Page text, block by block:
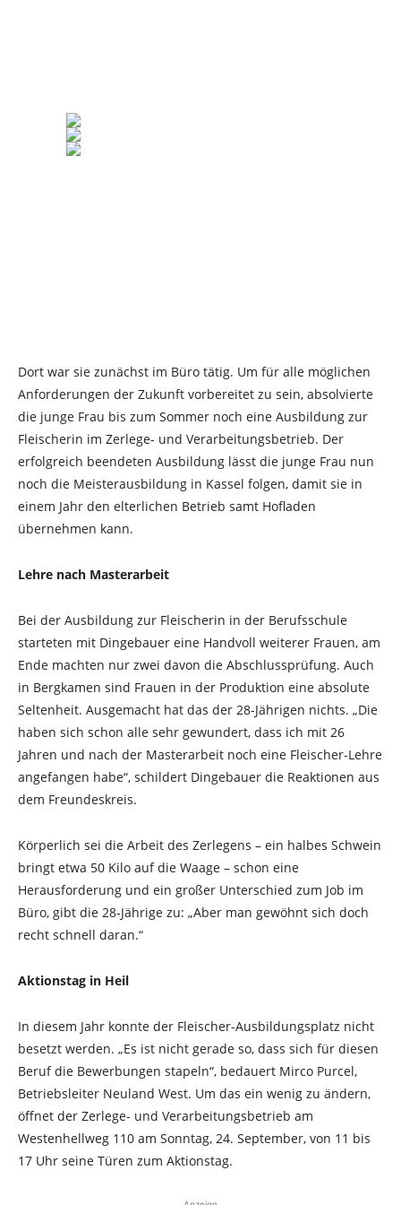
Dort war sie zunächst im Büro tätig. Um für alle möglichen
Anforderungen der Zukunft vorbereitet zu sein, absolvierte
die junge Frau bis zum Sommer noch eine Ausbildung zur
Fleischerin im Zerlege- und Verarbeitungsbetrieb. Der
erfolgreich beendeten Ausbildung lässt die junge Frau nun
noch die Meisterausbildung in Kassel folgen, damit sie in
einem Jahr den elterlichen Betrieb samt Hofladen
übernehmen kann.
Lehre nach Masterarbeit
Bei der Ausbildung zur Fleischerin in der Berufsschule
starteten mit Dingebauer eine Handvoll weiterer Frauen, am
Ende machten nur zwei davon die Abschlussprüfung. Auch
in Bergkamen sind Frauen in der Produktion eine absolute
Seltenheit. Ausgemacht hat das der 28-Jährigen nichts. „Die
haben sich schon alle sehr gewundert, dass ich mit 26
Jahren und nach der Masterarbeit noch eine Fleischer-Lehre
angefangen habe“, schildert Dingebauer die Reaktionen aus
dem Freundeskreis.
Körperlich sei die Arbeit des Zerlegens – ein halbes Schwein
bringt etwa 50 Kilo auf die Waage – schon eine
Herausforderung und ein großer Unterschied zum Job im
Büro, gibt die 28-Jährige zu: „Aber man gewöhnt sich doch
recht schnell daran.“
Aktionstag in Heil
In diesem Jahr konnte der Fleischer-Ausbildungsplatz nicht
besetzt werden. „Es ist nicht gerade so, dass sich für diesen
Beruf die Bewerbungen stapeln“, bedauert Mirco Purcel,
Betriebsleiter Neuland West. Um das ein wenig zu ändern,
öffnet der Zerlege- und Verarbeitungsbetrieb am
Westenhellweg 110 am Sonntag, 24. September, von 11 bis
17 Uhr seine Türen zum Aktionstag.